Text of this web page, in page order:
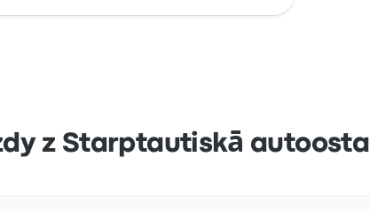
z Starptautiskā autoosta